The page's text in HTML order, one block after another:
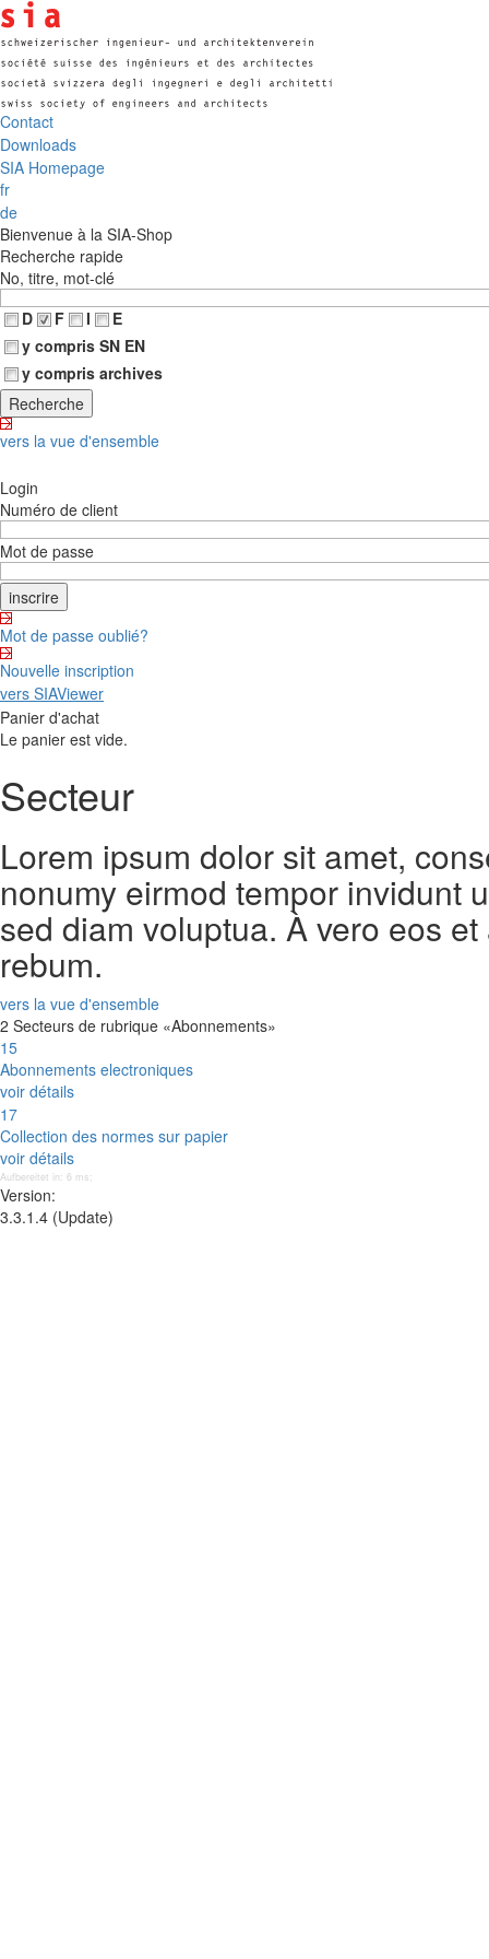
Contact
Downloads
SIA Homepage
fr
de
Bienvenue à la SIA-Shop
Recherche rapide
No, titre, mot-clé
D
F I
E
y compris SN EN
y compris archives
vers la vue d'ensemble
Login
Numéro de client
Mot de passe
Mot de passe oublié?
Nouvelle inscription
vers SIAViewer
Panier d'achat
Le panier est vide.
Secteur
Lorem ipsum dolor sit amet,
nonumy eirmod tempor invidunt
sed diam voluptua. À vero eos
rebum.
vers la vue d'ensemble
2 Secteurs de rubrique «Abonnements»
15
Abonnements electroniques
voir détails
17
Collection des normes sur papier
voir détails
Aufbereitet in: 6 ms;
Version:
3.3.1.4 (Update)